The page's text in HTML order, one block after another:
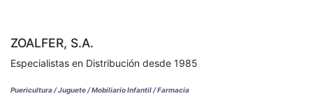
ZOALFER, S.A.
Especialistas en Distribución desde 1985
Puericultura / Juguete / Mobiliario Infantil / Farmacia